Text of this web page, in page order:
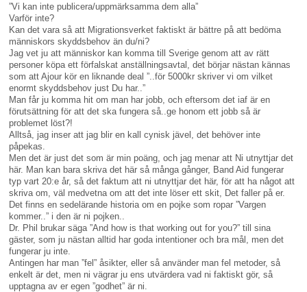
”Vi kan inte publicera/uppmärksamma dem alla”
Varför inte?
Kan det vara så att Migrationsverket faktiskt är bättre på att bedöma
människors skyddsbehov än du/ni?
Jag vet ju att människor kan komma till Sverige genom att av rätt
personer köpa ett förfalskat anställningsavtal, det börjar nästan kännas
som att Ajour kör en liknande deal ”..för 5000kr skriver vi om vilket
enormt skyddsbehov just Du har..”
Man får ju komma hit om man har jobb, och eftersom det iaf är en
förutsättning för att det ska fungera så..ge honom ett jobb så är
problemet löst?!
Alltså, jag inser att jag blir en kall cynisk jävel, det behöver inte
påpekas.
Men det är just det som är min poäng, och jag menar att Ni utnyttjar det
här. Man kan bara skriva det här så många gånger, Band Aid fungerar
typ vart 20:e år, så det faktum att ni utnyttjar det här, för att ha något att
skriva om, väl medvetna om att det inte löser ett skit, Det faller på er.
Det finns en sedelärande historia om en pojke som ropar ”Vargen
kommer..” i den är ni pojken..
Dr. Phil brukar säga ”And how is that working out for you?” till sina
gäster, som ju nästan alltid har goda intentioner och bra mål, men det
fungerar ju inte.
Antingen har man ”fel” åsikter, eller så använder man fel metoder, så
enkelt är det, men ni vägrar ju ens utvärdera vad ni faktiskt gör, så
upptagna av er egen ”godhet” är ni.